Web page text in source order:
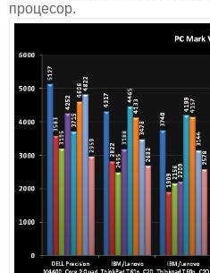
процесор.